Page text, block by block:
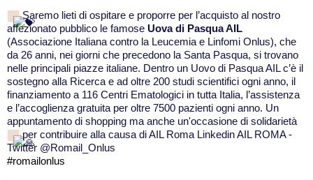
Saremo lieti di ospitare e proporre per l’acquisto al nostro
affezionato pubblico le famose
(Associazione Italiana contro la Leucemia e Linfomi Onlus), che
da 26 anni, nei giorni che precedono la Santa Pasqua, si trovano
nelle principali piazze italiane. Dentro un Uovo di Pasqua AIL c’è il
sostegno alla Ricerca e ad oltre 200 studi scientifici ogni anno, il
finanziamento a 116 Centri Ematologici in tutta Italia, l’assistenza
e l’accoglienza gratuita per oltre 7500 pazienti ogni anno. Un
appuntamento di shopping ma anche un'occasione di solidarietà
per contribuire alla causa di AIL Roma Linkedin AIL ROMA -
Twitter @Romail_Onlus
#romailonlus